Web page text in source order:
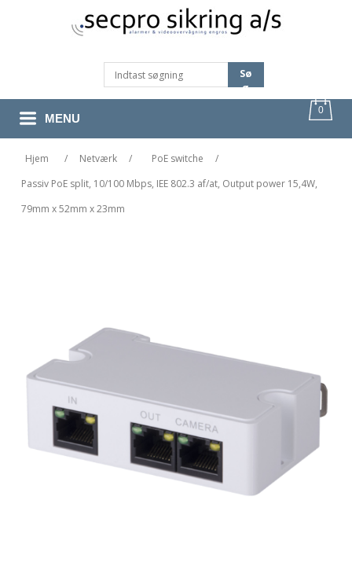
Sø
G
0
MENU
Hjem / Netværk / PoE switche
/
Passiv PoE split, 10/100 Mbps, IEE 802.3 af/at, Output power 15,4W,
79mm x 52mm x 23mm